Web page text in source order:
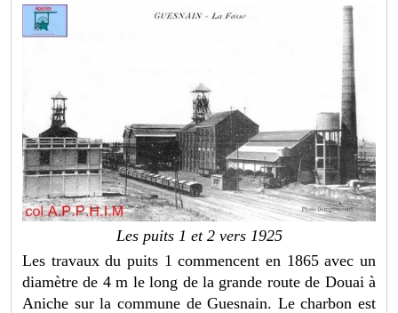
Les puits 1 et 2 vers 1925
Les travaux du puits 1 commencent en 1865 avec un
diamètre de 4 m le long de la grande route de Douai à
Aniche sur la commune de Guesnain. Le charbon est